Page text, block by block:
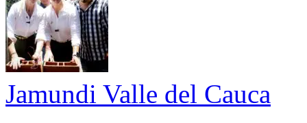
Jamundi Valle del Cauca